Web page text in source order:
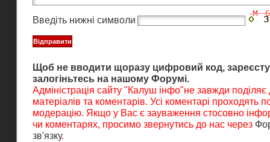
Введіть нижні символи
Щоб не вводити щоразу цифровий код,
залогіньтесь на нашому Форумі.
Адміністрація сайту "Калуш інфо"не завжди поділяє
матеріалів та коментарів. Усі коментарі проходять
модерацію. Якщо у Вас є зауваження стосовно
чи коментарях, просимо звернутись до нас через
зв'язку.